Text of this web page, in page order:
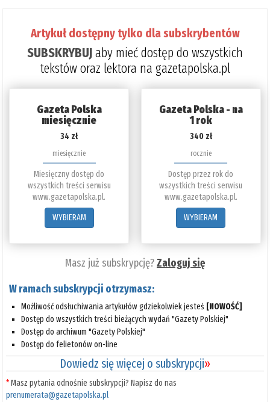
Artykuł dostępny tylko dla subskrybentów
SUBSKRYBUJaby mieć dostęp do wszystkich
tekstów oraz lektora na gazetapolska.pl
Gazeta Polska
miesięcznie
34 zł
miesięcznie
Miesięczny dostęp do
wszystkich treści serwisu
www.gazetapolska.pl.
WYBIERAM
Gazeta Polska - na
1 rok
340 zł
rocznie
Dostęp przez rok do
wszystkich treści serwisu
www.gazetapolska.pl.
WYBIERAM
Masz już subskrypcję?Zaloguj się
W ramach subskrypcji otrzymasz:
Możliwość odsłuchiwania artykułów gdziekolwiek jesteś [NOWOŚĆ]
Dostęp do wszystkich treści bieżących wydań "Gazety Polskiej"
Dostęp do archiwum "Gazety Polskiej"
Dostęp do felietonów on-line
Dowiedz się więcej o subskrypcji»
*Masz pytania odnośnie subskrypcji? Napisz do nas
prenumerata@gazetapolska.pl